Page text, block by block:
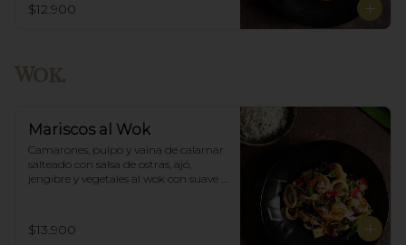
$12.900
Mariscos al Wok
Camarones, pulpo y vaina de calamar
salteado con salsa de ostras, ajó,
jengibre y vegetales al wok con suave
$13.900